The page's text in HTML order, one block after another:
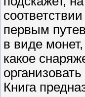
первым
в виде
какое
организовать
Книга